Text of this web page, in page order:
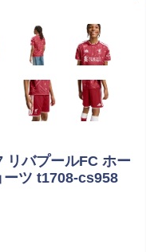
リバプールFC ホー
ーツ t1708-cs958